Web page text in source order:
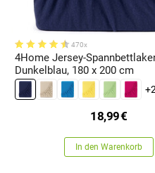
470x
4Home Jersey-
Dunkelblau, 180 x 200 cm
+2
18,99€
In den Warenkorb